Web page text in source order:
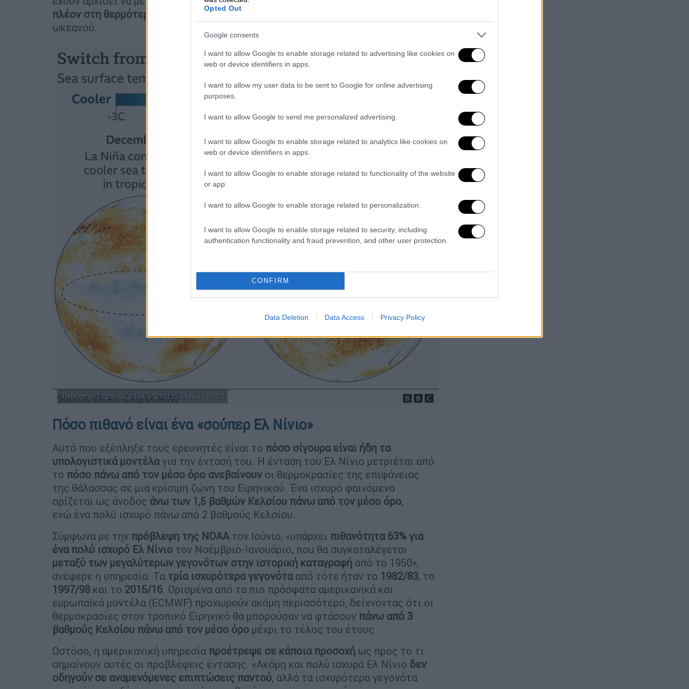
Opted Out
Google consents
I want to allow Google to enable storage related to advertising like cookies on
web or device identifiers in apps.
I want to allow my user data to be sent to Google for online advertising
purposes.
I want to allow Google to send me personalized advertising.
I want to allow Google to enable storage related to analytics like cookies on
web or device identifiers in apps.
I want to allow Google to enable storage related to functionality of the website
or app.
I want to allow Google to enable storage related to personalization.
I want to allow Google to enable storage related to security, including
authentication functionality and fraud prevention, and other user protection.
CONFIRM
Data Deletion Data Access Privacy Policy
πλέον στη θερμότερη θάλασσα
και δεν πρόκειται απλώς για θέρμανση του
ωκεανού.
Πίνακας μεταφοράς από Ελ Νίνια σε Ελ Νίνο (BBC)
Πόσο πιθανό είναι ένα «σούπερ Ελ Νίνιο»
Αυτό που εξέπληξε τους ερευνητές είναι το πόσο σίγουρα είναι ήδη τα
υπολογιστικά μοντέλαγια την έντασή του. Η ένταση του Ελ Νίνιο μετριέται από
το πόσο πάνω από τον μέσο όρο ανεβαίνουν οι θερμοκρασίες της επιφάνειας
της θάλασσας σε μια κρίσιμη ζώνη του Ειρηνικού. Ένα ισχυρό φαινόμενο
ορίζεται ως άνοδος άνω των 1,5 βαθμών Κελσίου πάνω από τον μέσο όρο,
ενώ ένα πολύ ισχυρό πάνω από 2 βαθμούς Κελσίου.
Σύμφωνα με την πρόβλεψη της NOAA τον Ιούνιο, «υπάρχει πιθανότητα 63% για
ένα πολύ ισχυρό Ελ Νίνιο τον Νοέμβριο-Ιανουάριο, που θα συγκαταλέγεται
μεταξύ των μεγαλύτερων γεγονότων στην ιστορική καταγραφή από το 1950»,
ανέφερε η υπηρεσία. Τα τρία ισχυρότερα γεγονότααπό τότε ήταν το 1982/83, το
1997/98 και το 2015/16. Ορισμένα από τα πιο πρόσφατα αμερικανικά και
ευρωπαϊκά μοντέλα (ECMWF) προχωρούν ακόμη περισσότερο, δείχνοντας ότι οι
θερμοκρασίες στον τροπικό Ειρηνικό θα μπορούσαν να φτάσουν πάνω από 3
βαθμούς Κελσίου πάνω από τον μέσο όρο μέχρι το τέλος του έτους.
Ωστόσο, η αμερικανική υπηρεσία προέτρεψε σε κάποια προσοχή ως προς το τι
σημαίνουν αυτές οι προβλέψεις έντασης. «Ακόμη και πολύ ισχυρά Ελ Νίνιο δεν
οδηγούν σε αναμενόμενες επιπτώσεις παντού, αλλά τα ισχυρότερα γεγονότα